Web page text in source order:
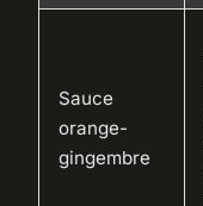
Sauce
orange-
gingembre